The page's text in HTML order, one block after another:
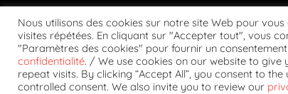
Nous utilisons des cookies sur notre site Web pour
visites répétées. En cliquant sur "Accepter tout", vous
"Paramètres des cookies" pour fournir un
confidentialité. / We use cookies on our website to
repeat visits. By clicking “Accept All”, you consent to
controlled consent. We also invite you to review our